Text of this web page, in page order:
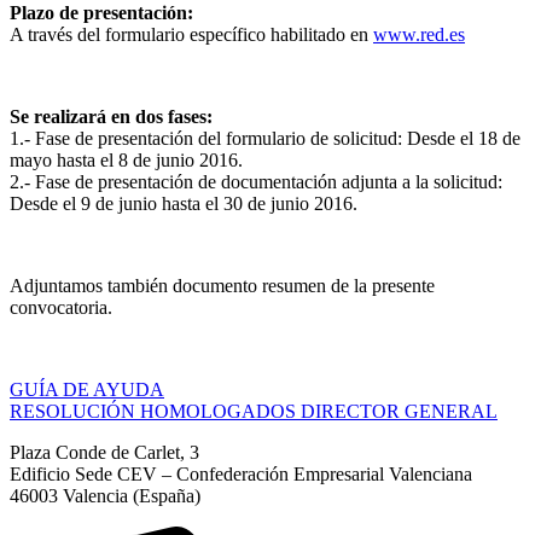
Plazo de presentación:
A través del formulario específico habilitado en www.red.es
Se realizará en dos fases:
1.- Fase de presentación del formulario de solicitud: Desde el 18 de
mayo hasta el 8 de junio 2016.
2.- Fase de presentación de documentación adjunta a la solicitud:
Desde el 9 de junio hasta el 30 de junio 2016.
Adjuntamos también documento resumen de la presente
convocatoria.
GUÍA DE AYUDA
RESOLUCIÓN HOMOLOGADOS DIRECTOR GENERAL
Plaza Conde de Carlet, 3
Edificio Sede CEV – Confederación Empresarial Valenciana
46003 Valencia (España)